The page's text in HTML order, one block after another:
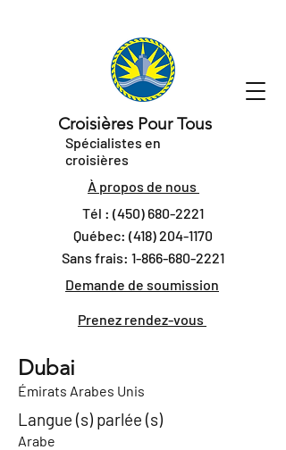
Croisières Pour Tous
Spécialistes en
croisières
À propos de nous
Tél : (450) 680-2221
Québec: (418) 204-1170
Sans frais: 1-866-680-2221
Demande de soumission
Prenez rendez-vous
Dubai
Émirats Arabes Unis
Langue (s) parlée (s)
Arabe